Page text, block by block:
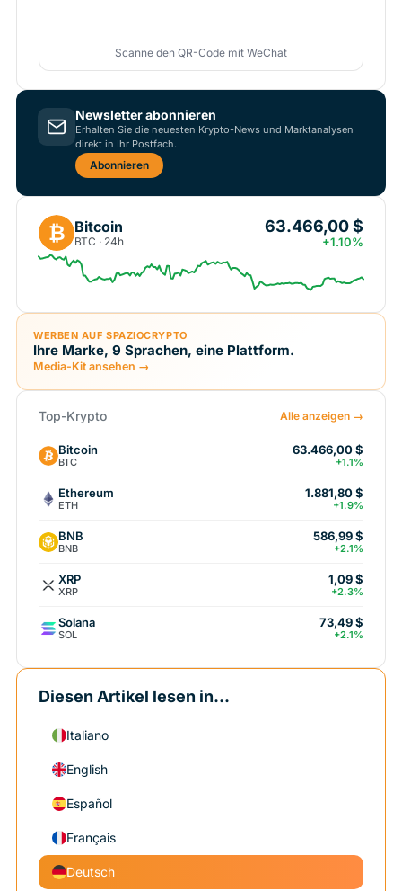
Scanne den QR-Code mit WeChat
Newsletter abonnieren
Erhalten Sie die neuesten Krypto-News und Marktanalysen
direkt in Ihr Postfach.
Abonnieren
₿ Bitcoin
BTC · 24h
63.466,00 $
+1.10%
WERBEN AUF SPAZIOCRYPTO
Ihre Marke, 9 Sprachen, eine Plattform.
Media-Kit ansehen →
Top-Krypto Alle anzeigen →
Bitcoin
BTC
63.466,00 $
+1.1%
Ethereum
ETH
1.881,80 $
+1.9%
BNB
BNB
586,99 $
+2.1%
XRP
XRP
1,09 $
+2.3%
Solana
SOL
73,49 $
+2.1%
Diesen Artikel lesen in...
Italiano
English
Español
Français
Deutsch